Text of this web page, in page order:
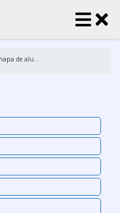
Chapa de alumínio fundido preço